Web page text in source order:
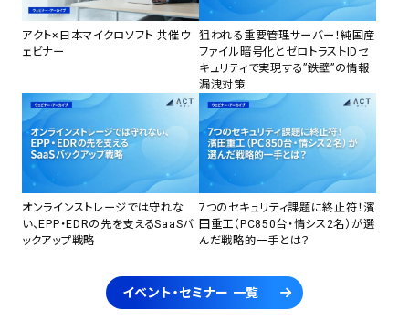
アクト×日本マイクロソフト 共催ウ
ェビナー
狙われる重要管理サーバー！純国産
ファイル暗号化とゼロトラストIDセ
キュリティで実現する”鉄壁”の情報
漏洩対策
オンラインストレージでは守れな
い、EPP・EDRの先を支えるSaaSバ
ックアップ戦略
7つのセキュリティ課題に終止符！濱
田重工（PC850台・情シス2名）が選
んだ戦略的一手とは？
イベント・セミナー 一覧